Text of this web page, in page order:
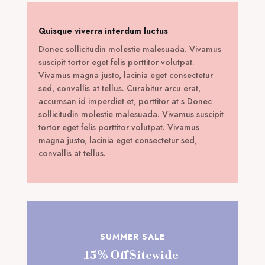
Quisque viverra interdum luctus
Donec sollicitudin molestie malesuada. Vivamus
suscipit tortor eget felis porttitor volutpat.
Vivamus magna justo, lacinia eget consectetur
sed, convallis at tellus. Curabitur arcu erat,
accumsan id imperdiet et, porttitor at s Donec
sollicitudin molestie malesuada. Vivamus suscipit
tortor eget felis porttitor volutpat. Vivamus
magna justo, lacinia eget consectetur sed,
convallis at tellus.
SUMMER SALE
15% Off Sitewide